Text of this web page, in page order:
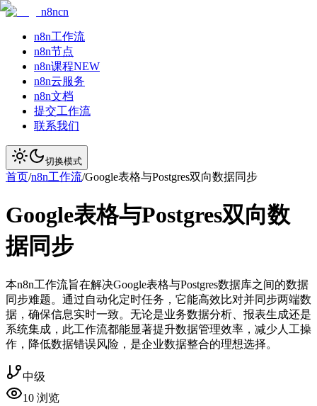
n8ncn
n8n工作流
n8n节点
n8n课程NEW
n8n云服务
n8n文档
提交工作流
联系我们
切换模式
首页/n8n工作流/Google表格与Postgres双向数据同步
Google表格与Postgres双向数
据同步
本n8n工作流旨在解决Google表格与Postgres数据库之间的数据
同步难题。通过自动化定时任务，它能高效比对并同步两端数
据，确保信息实时一致。无论是业务数据分析、报表生成还是
系统集成，此工作流都能显著提升数据管理效率，减少人工操
作，降低数据错误风险，是企业数据整合的理想选择。
中级
10 浏览